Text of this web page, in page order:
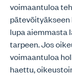
voimaantuloa
pätevöityäkseen
lupa aiemmasta
tarpeen. Jos
voimaantuloa
haettu,